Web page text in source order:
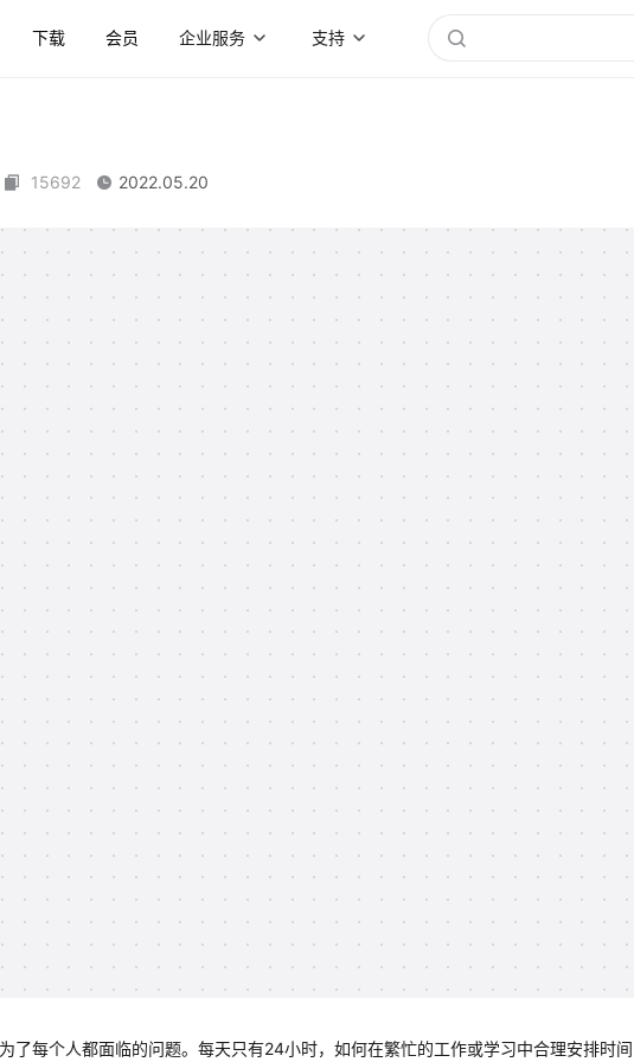
下载 会员 企业服务 支持
15692 2022.05.20
了每个人都面临的问题。每天只有24小时，如何在繁忙的工作或学习中合理安排时